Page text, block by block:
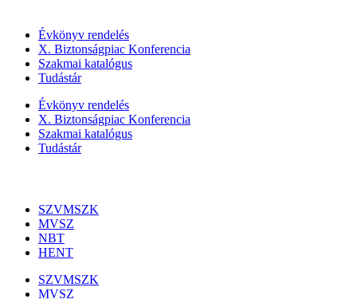
Évkönyv rendelés
X. Biztonságpiac Konferencia
Szakmai katalógus
Tudástár
Évkönyv rendelés
X. Biztonságpiac Konferencia
Szakmai katalógus
Tudástár
SZVMSZK
MVSZ
NBT
HENT
SZVMSZK
MVSZ